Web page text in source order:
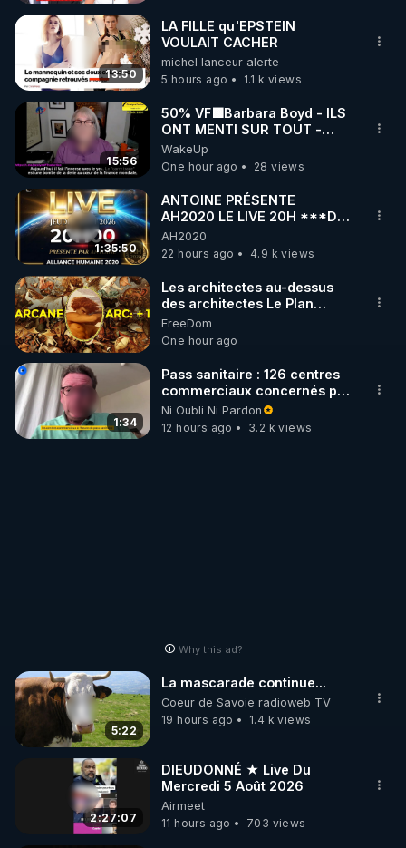
13:50
LA FILLE qu'EPSTEIN
VOULAIT CACHER
michel lanceur alerte
5 hours ago
1.1 k views
15:56
50% VF🟩Barbara Boyd - ILS
ONT MENTI SUR TOUT -
Jocelyne Traduction
WakeUp
One hour ago
28 views
1:35:50
ANTOINE PRÉSENTE
AH2020 LE LIVE 20H ***DU
06/08/2026***
AH2020
22 hours ago
4.9 k views
Les architectes au-dessus
des architectes Le Plan
Arcanique documente les
constructions des
administrateurs de niveau
humain. Cet article précise à
quoi elles étaient destinées.
https://naradigmshift.substack.com/
architects-above-the-
FreeDom
One hour ago
1:34
Pass sanitaire : 126 centres
commerciaux concernés par
l'obligation dans toute la
France
Ni Oubli Ni Pardon
12 hours ago
3.2 k views
Why this ad?
5:22
La mascarade continue...
Coeur de Savoie radioweb TV
19 hours ago
1.4 k views
2:27:07
DIEUDONNÉ ★ Live Du
Mercredi 5 Août 2026
Airmeet
11 hours ago
703 views